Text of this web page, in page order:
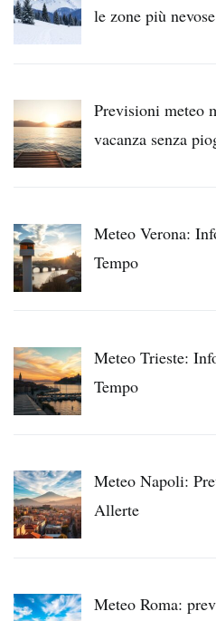
le zone più nevose
Previsioni meteo
vacanza senza
Meteo Verona:
Tempo
Meteo Trieste:
Tempo
Meteo Napoli:
Allerte
Meteo Roma: